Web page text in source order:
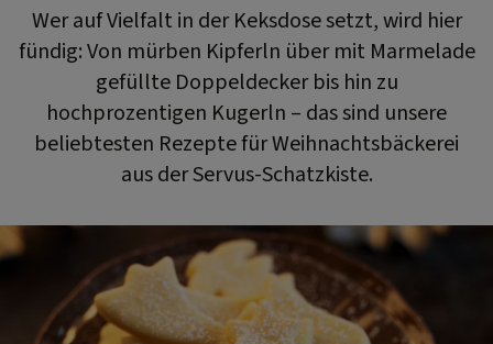
Wer auf Vielfalt in der Keksdose setzt, wird hier
fündig: Von mürben Kipferln über mit Marmelade
gefüllte Doppeldecker bis hin zu
hochprozentigen Kugerln – das sind unsere
beliebtesten Rezepte für Weihnachtsbäckerei
aus der Servus-Schatzkiste.